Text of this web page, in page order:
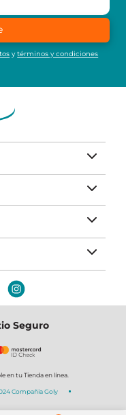
ytérminos y condiciones
Seguro
en tu Tienda en línea.
Compañia Goly